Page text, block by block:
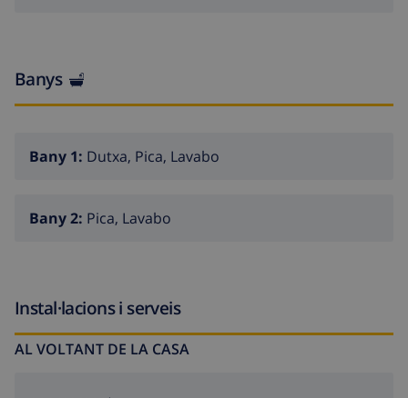
Banys
Bany 1: Dutxa, Pica, Lavabo
Bany 2: Pica, Lavabo
Instal·lacions i serveis
AL VOLTANT DE LA CASA